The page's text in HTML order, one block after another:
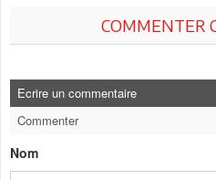
COMMENTER
Ecrire un commentaire
Commenter
Nom